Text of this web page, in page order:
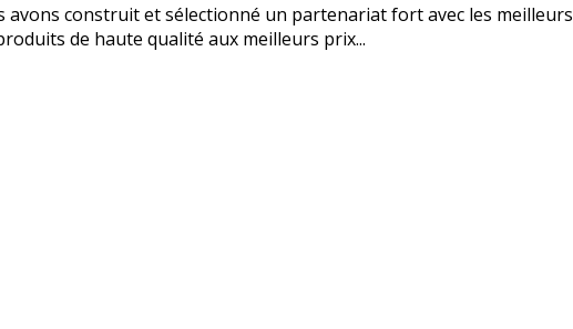
avons construit et sélectionné un partenariat fort avec les meilleurs
de haute qualité aux meilleurs prix...